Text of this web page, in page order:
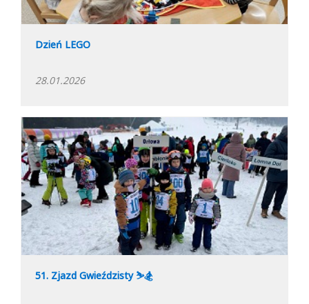
Dzień LEGO
28.01.2026
51. Zjazd Gwieździsty ⛷️🏂